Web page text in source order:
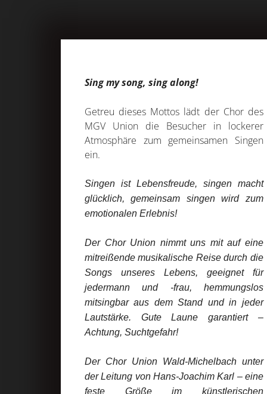
Sing my song, sing along!
Getreu dieses Mottos lädt der Chor des
MGV Union die Besucher in lockerer
Atmosphäre zum gemeinsamen Singen
ein.
Singen ist Lebensfreude, singen macht
glücklich, gemeinsam singen wird zum
emotionalen Erlebnis!
Der Chor Union nimmt uns mit auf eine
mitreißende musikalische Reise durch die
Songs unseres Lebens, geeignet für
jedermann und -frau, hemmungslos
mitsingbar aus dem Stand und in jeder
Lautstärke. Gute Laune garantiert –
Achtung, Suchtgefahr!
Der Chor Union Wald-Michelbach unter
der Leitung von Hans-Joachim Karl – eine
feste Größe im künstlerischen